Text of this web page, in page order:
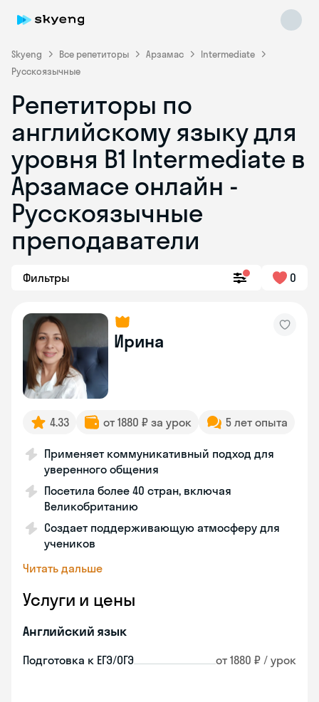
Skyeng Все репетиторы Арзамас
Intermediate
Русскоязычные
Репетиторы по
английскому языку для
уровня B1 Intermediate в
Арзамасе онлайн -
Русскоязычные
преподаватели
Фильтры 0
Ирина
4.33 от 1880 ₽ за урок 5 лет опыта
Применяет коммуникативный подход для
уверенного общения
Посетила более 40 стран, включая
Великобританию
Создает поддерживающую атмосферу для
учеников
Читать дальше
Услуги и цены
Английский язык
Подготовка к ЕГЭ/ОГЭ от 1880 ₽ / урок
Skyeng Chat